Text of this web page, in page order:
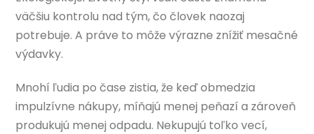
väčšiu kontrolu nad tým, čo človek naozaj
potrebuje. A práve to môže výrazne znížiť mesačné
výdavky.
Mnohí ľudia po čase zistia, že keď obmedzia
impulzívne nákupy, míňajú menej peňazí a zároveň
produkujú menej odpadu. Nekupujú toľko vecí,